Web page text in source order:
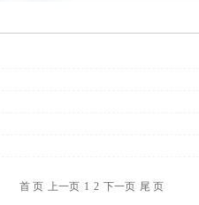
首 页 上一页 1 2 下一页 尾 页